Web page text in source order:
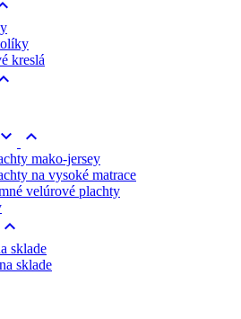
kreslá
 
mako-jersey
na vysoké matrace
velúrové plachty

sklade
sklade